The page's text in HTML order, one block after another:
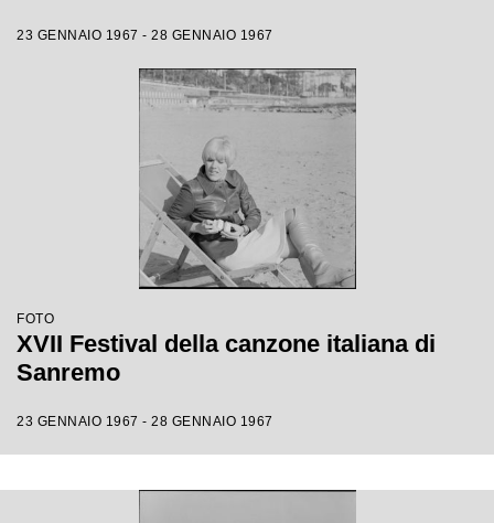
23 GENNAIO 1967 - 28 GENNAIO 1967
FOTO
XVII Festival della canzone italiana di
Sanremo
23 GENNAIO 1967 - 28 GENNAIO 1967